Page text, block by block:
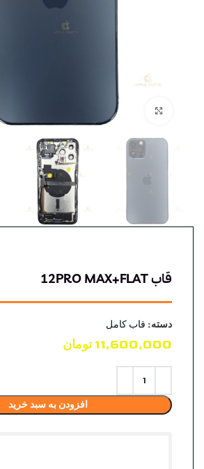
بزرگنمایی تصویر
قاب 12PRO MAX+FLAT
دسته: قاب کامل
11,600,000 تومان
افزودن به سبد خرید